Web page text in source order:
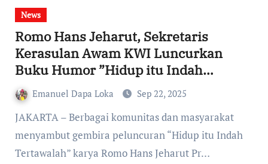
News
Romo Hans Jeharut, Sekretaris
Kerasulan Awam KWI Luncurkan
Buku Humor ”Hidup itu Indah
Tertawalah”
Emanuel Dapa Loka Sep 22, 2025
JAKARTA – Berbagai komunitas dan masyarakat
menyambut gembira peluncuran “Hidup itu Indah
Tertawalah” karya Romo Hans Jeharut Pr…